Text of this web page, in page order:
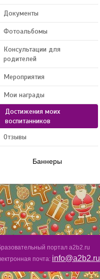
Документы
Фотоальбомы
Консультации для
родителей
Мероприятия
Мои награды
Достижения моих
воспитанников
Отзывы
Баннеры
портал a2b2.ru
почта: info@a2b2.ru